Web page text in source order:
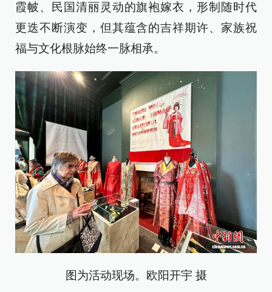
霞帔、民国清丽灵动的旗袍嫁衣，形制随时代
更迭不断演变，但其蕴含的吉祥期许、家族祝
福与文化根脉始终一脉相承。
图为活动现场。欧阳开宇 摄